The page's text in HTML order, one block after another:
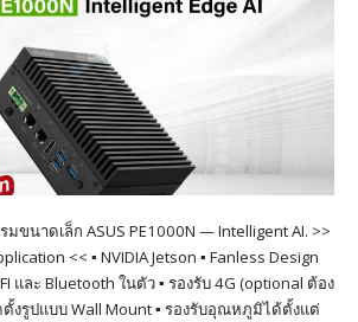
ขนาดเล็ก ASUS PE1000N — Intelligent AI. >>
<< ▪︎ NVIDIA Jetson ▪︎ Fanless Design
และ Bluetooth ในตัว ▪︎ รองรับ 4G (optional ต้อง
ตั้งรูปแบบ Wall Mount ▪︎ รองรับอุณหภูมิได้ตั้งแต่